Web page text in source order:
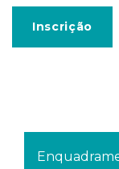
Inscrição